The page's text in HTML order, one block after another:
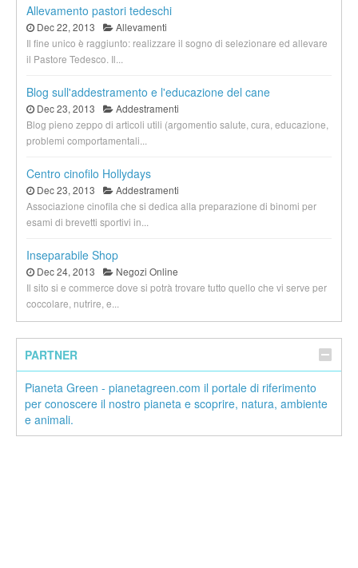
Allevamento pastori tedeschi
Dec 22, 2013
Allevamenti
Il fine unico è raggiunto: realizzare il sogno di selezionare ed allevare
il Pastore Tedesco. Il...
Blog sull'addestramento e l'educazione del cane
Dec 23, 2013
Addestramenti
Blog pieno zeppo di articoli utili (argomentio salute, cura, educazione,
problemi comportamentali...
Centro cinofilo Hollydays
Dec 23, 2013
Addestramenti
Associazione cinofila che si dedica alla preparazione di binomi per
esami di brevetti sportivi in...
Inseparabile Shop
Dec 24, 2013
Negozi Online
Il sito si e commerce dove si potrà trovare tutto quello che vi serve per
coccolare, nutrire, e...
PARTNER
Pianeta Green - pianetagreen.com il portale di riferimento
per conoscere il nostro pianeta e scoprire, natura, ambiente
e animali.